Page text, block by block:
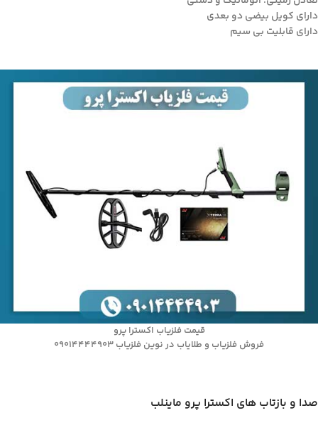
دارای کویل بیضی دو بعدی
دارای قابلیت بی سیم
قیمت فلزیاب اکسترا پرو
فروش فلزیاب و طلایاب در نوین فلزیاب 09014444903
صدا و بازتاب های اکسترا پرو ماینلب